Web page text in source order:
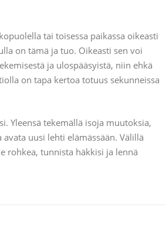
tai toisessa paikassa oikeasti
on tämä ja tuo. Oikeasti sen voi
ja ulospääsyistä, niin ehkä
on tapa kertoa totuus sekunneissa
Yleensä tekemällä isoja muutoksia,
uusi lehti elämässään. Välillä
rohkea, tunnista häkkisi ja lennä